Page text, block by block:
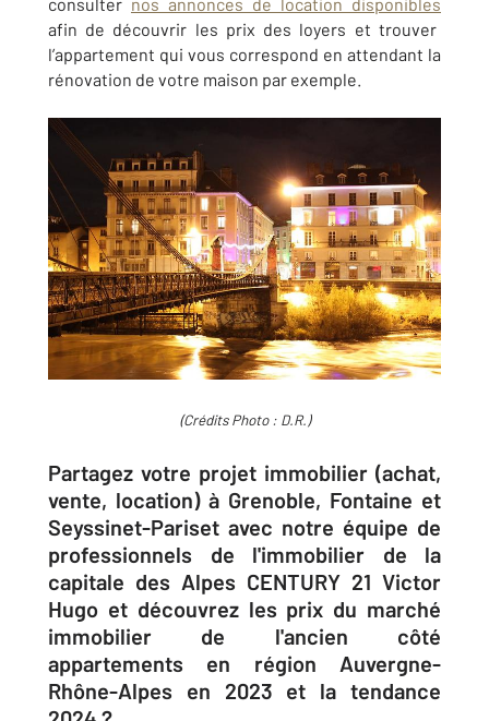
afin de découvrir les prix des loyers et trouver
l’appartement qui vous correspond en attendant la
rénovation de votre maison par exemple.
(Crédits Photo : D.R.)
Partagez votre projet immobilier (achat,
vente, location) à Grenoble, Fontaine et
Seyssinet-Pariset avec notre équipe de
professionnels de l'immobilier de la
capitale des Alpes CENTURY 21 Victor
Hugo et découvrez les prix du marché
immobilier de l'ancien côté
appartements en région Auvergne-
Rhône-Alpes en 2023 et la tendance